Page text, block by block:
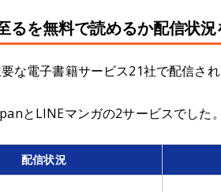
るを無料で読めるか配信状
な電子書籍サービス21社で配信さ
とLINEマンガの2サービスでした
配信状況